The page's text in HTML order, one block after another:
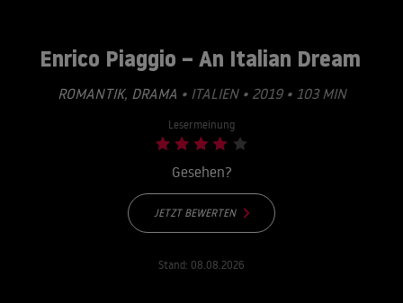
Enrico Piaggio – An Italian Dream
ROMANTIK, DRAMA • ITALIEN • 2019 • 103 MIN
Lesermeinung
Gesehen?
JETZT BEWERTEN
Stand: 08.08.2026